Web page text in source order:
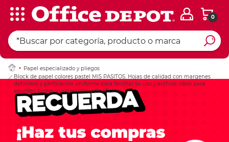
0
Papel especializado y pliegos
Block de papel colores pastel MIS PASITOS. Hojas de calidad con margenes
definidos y perforacion uniforme para facilitar su uso y archivo. Ideal para
apuntes, tareas y uso escolar y de oficina.
Ingresar Codigo